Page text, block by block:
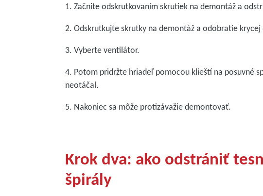
1. Začnite odskrutkovaním skrutiek na demontáž a
2. Odskrutkujte skrutky na demontáž a odobratie krycej
3. Vyberte ventilátor.
4. Potom pridržte hriadeľ pomocou klieští na posuvné
neotáčal.
5. Nakoniec sa môže protizávažie demontovať.
Krok dva: ako odstrániť
špirály